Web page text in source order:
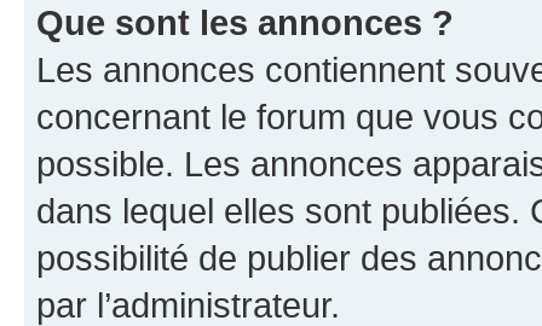
Que sont les annonces ?
Les annonces contiennent
concernant le forum que vous
possible. Les annonces
dans lequel elles sont publiées.
possibilité de publier des
par l’administrateur.